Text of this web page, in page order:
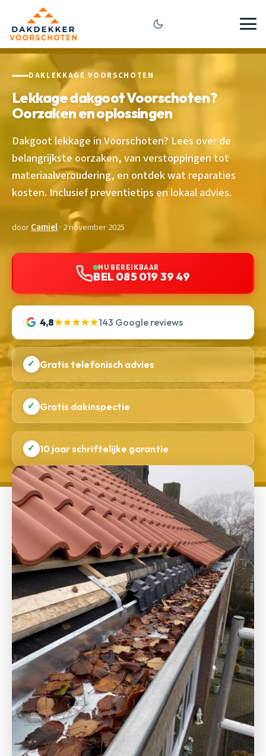
DAKLEKKAGE VOORSCHOTEN
Lekkage dakgoot Voorschoten?
Oorzaken en oplossingen
Dakgoot lekkage in Voorschoten? Lees over de
belangrijkste oorzaken, van verstoppingen tot
materiaalveroudering, en ontdek wat reparaties
kosten. Inclusief preventietips en lokaal advies.
doorCamiel· 2 november 2025
NU BEREIKBAAR
BEL 085 019 39 49
4,8★★★★★143 Google reviews
✓ Gratis telefonisch advies
✓ Gratis dakinspectie
✓ 10 jaar schriftelijke garantie